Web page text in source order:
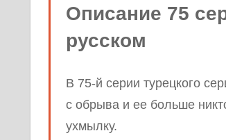
Описание 75
русском
В 75-й серии турецкого
с обрыва и ее больше
ухмылку.